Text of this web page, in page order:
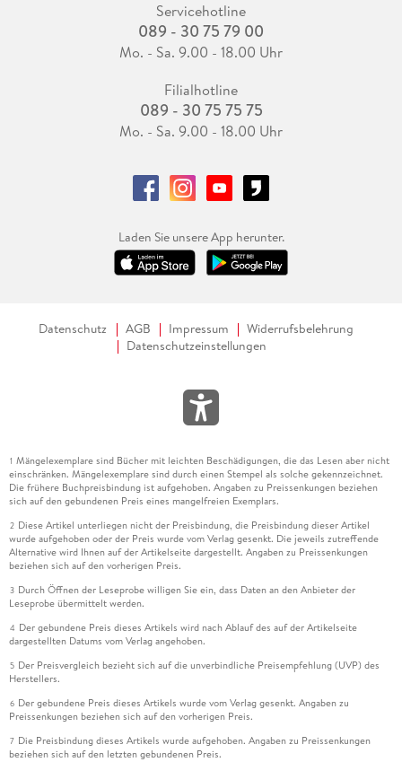
Servicehotline
089 - 30 75 79 00
Mo. - Sa. 9.00 - 18.00 Uhr
Filialhotline
089 - 30 75 75 75
Mo. - Sa. 9.00 - 18.00 Uhr
Laden Sie unsere App herunter.
Datenschutz AGB Impressum
Widerrufsbelehrung
Datenschutzeinstellungen
1 Mängelexemplare sind Bücher mit leichten Beschädigungen, die das Lesen aber nicht
einschränken. Mängelexemplare sind durch einen Stempel als solche gekennzeichnet.
Die frühere Buchpreisbindung ist aufgehoben. Angaben zu Preissenkungen beziehen
sich auf den gebundenen Preis eines mangelfreien Exemplars.
2 Diese Artikel unterliegen nicht der Preisbindung, die Preisbindung dieser Artikel
wurde aufgehoben oder der Preis wurde vom Verlag gesenkt. Die jeweils zutreffende
Alternative wird Ihnen auf der Artikelseite dargestellt. Angaben zu Preissenkungen
beziehen sich auf den vorherigen Preis.
3 Durch Öffnen der Leseprobe willigen Sie ein, dass Daten an den Anbieter der
Leseprobe übermittelt werden.
4 Der gebundene Preis dieses Artikels wird nach Ablauf des auf der Artikelseite
dargestellten Datums vom Verlag angehoben.
5 Der Preisvergleich bezieht sich auf die unverbindliche Preisempfehlung (UVP) des
Herstellers.
6 Der gebundene Preis dieses Artikels wurde vom Verlag gesenkt. Angaben zu
Preissenkungen beziehen sich auf den vorherigen Preis.
7 Die Preisbindung dieses Artikels wurde aufgehoben. Angaben zu Preissenkungen
beziehen sich auf den letzten gebundenen Preis.